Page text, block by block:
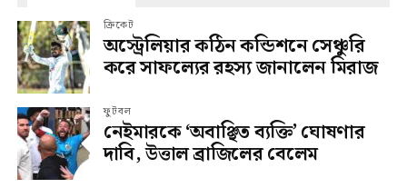
ক্রিকেট
অস্ট্রেলিয়ার কঠিন কন্ডিশনে সেঞ্চুরি
করে সাফল্যের রহস্য জানালেন মিরাজ
ফুটবল
নেইমারকে ‘অবাঞ্ছিত ব্যক্তি’ ঘোষণার
দাবি, উত্তাল ব্রাজিলের বেলেম